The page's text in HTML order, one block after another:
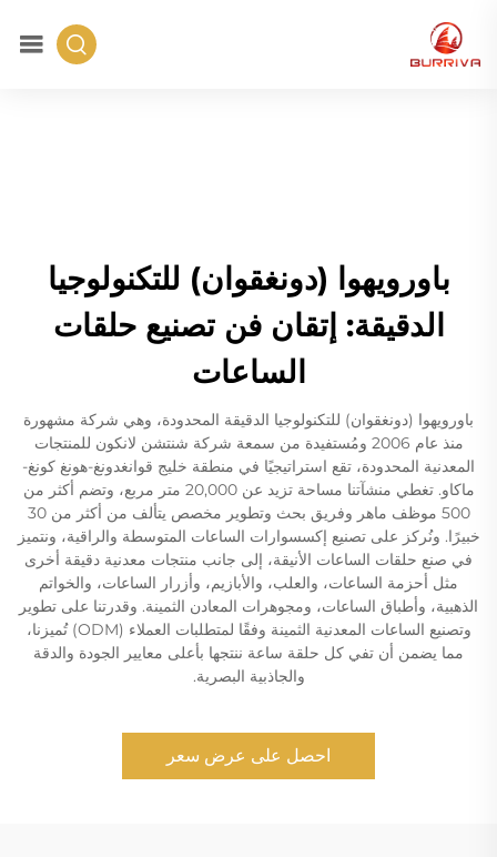
باورويهوا (دونغقوان) للتكنولوجيا
الدقيقة: إتقان فن تصنيع حلقات
الساعات
باورويهوا (دونغقوان) للتكنولوجيا الدقيقة المحدودة، وهي شركة مشهورة
منذ عام 2006 ومُستفيدة من سمعة شركة شنتشن لانكون للمنتجات
المعدنية المحدودة، تقع استراتيجيًا في منطقة خليج قوانغدونغ-هونغ كونغ-
ماكاو. تغطي منشآتنا مساحة تزيد عن 20,000 متر مربع، وتضم أكثر من
500 موظف ماهر وفريق بحث وتطوير مخصص يتألف من أكثر من 30
خبيرًا. ونُركز على تصنيع إكسسوارات الساعات المتوسطة والراقية، ونتميز
في صنع حلقات الساعات الأنيقة، إلى جانب منتجات معدنية دقيقة أخرى
مثل أحزمة الساعات، والعلب، والأبازيم، وأزرار الساعات، والخواتم
الذهبية، وأطباق الساعات، ومجوهرات المعادن الثمينة. وقدرتنا على تطوير
وتصنيع الساعات المعدنية الثمينة وفقًا لمتطلبات العملاء (ODM) تُميزنا،
مما يضمن أن تفي كل حلقة ساعة ننتجها بأعلى معايير الجودة والدقة
والجاذبية البصرية.
احصل على عرض سعر